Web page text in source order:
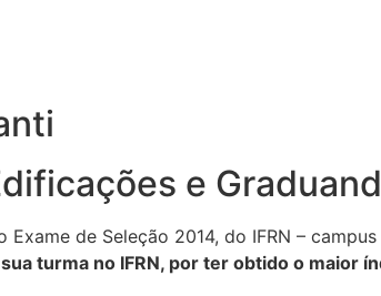
e
Exame de Seleção 2014, do IFRN –
turma no IFRN, por ter obtido o maior